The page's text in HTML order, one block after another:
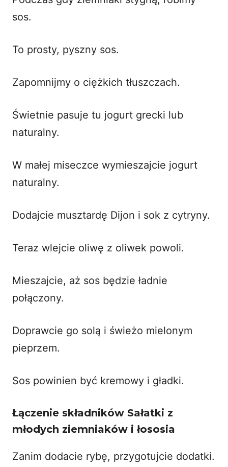
sos.
To prosty, pyszny sos.
Zapomnijmy o ciężkich tłuszczach.
Świetnie pasuje tu jogurt grecki lub
naturalny.
W małej miseczce wymieszajcie jogurt
naturalny.
Dodajcie musztardę Dijon i sok z cytryny.
Teraz wlejcie oliwę z oliwek powoli.
Mieszajcie, aż sos będzie ładnie
połączony.
Doprawcie go solą i świeżo mielonym
pieprzem.
Sos powinien być kremowy i gładki.
Łączenie składników Sałatki z
młodych ziemniaków i łososia
Zanim dodacie rybę, przygotujcie dodatki.